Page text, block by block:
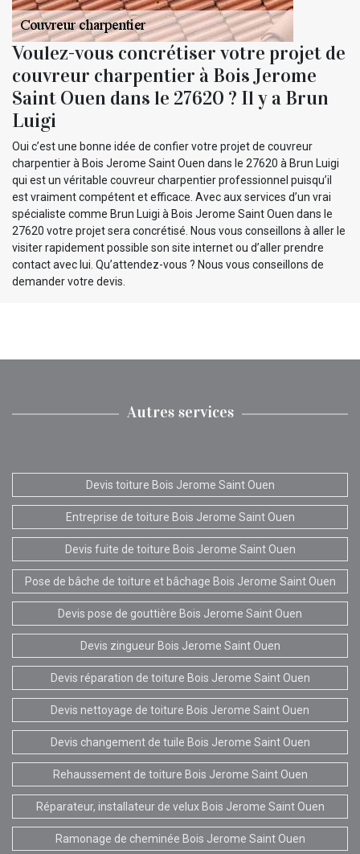
Voulez-vous concrétiser votre projet de
couvreur charpentier à Bois Jerome
Saint Ouen dans le 27620 ? Il y a Brun
Luigi
Oui c’est une bonne idée de confier votre projet de couvreur
charpentier à Bois Jerome Saint Ouen dans le 27620 à Brun Luigi
qui est un véritable couvreur charpentier professionnel puisqu’il
est vraiment compétent et efficace. Avec aux services d’un vrai
spécialiste comme Brun Luigi à Bois Jerome Saint Ouen dans le
27620 votre projet sera concrétisé. Nous vous conseillons à aller le
visiter rapidement possible son site internet ou d’aller prendre
contact avec lui. Qu’attendez-vous ? Nous vous conseillons de
demander votre devis.
Autres services
Devis toiture Bois Jerome Saint Ouen
Entreprise de toiture Bois Jerome Saint Ouen
Devis fuite de toiture Bois Jerome Saint Ouen
Pose de bâche de toiture et bâchage Bois Jerome Saint Ouen
Devis pose de gouttière Bois Jerome Saint Ouen
Devis zingueur Bois Jerome Saint Ouen
Devis réparation de toiture Bois Jerome Saint Ouen
Devis nettoyage de toiture Bois Jerome Saint Ouen
Devis changement de tuile Bois Jerome Saint Ouen
Rehaussement de toiture Bois Jerome Saint Ouen
Réparateur, installateur de velux Bois Jerome Saint Ouen
Ramonage de cheminée Bois Jerome Saint Ouen